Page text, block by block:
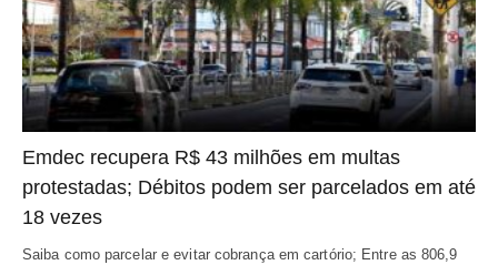
Emdec recupera R$ 43 milhões em multas
protestadas; Débitos podem ser parcelados em até
18 vezes
Saiba como parcelar e evitar cobrança em cartório; Entre as 806,9